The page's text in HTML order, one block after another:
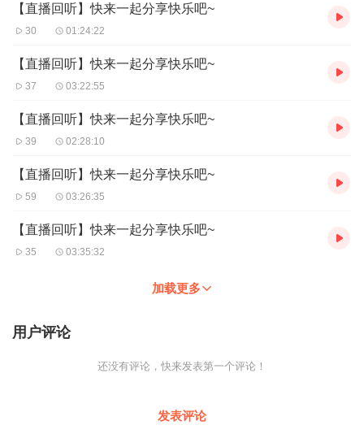
【直播回听】快来一起分享快乐吧~
30 01:24:22
【直播回听】快来一起分享快乐吧~
37 03:22:55
【直播回听】快来一起分享快乐吧~
39 02:28:10
【直播回听】快来一起分享快乐吧~
59 03:26:35
【直播回听】快来一起分享快乐吧~
35 03:35:32
加载更多
用户评论
还没有评论，快来发表第一个评论！
发表评论